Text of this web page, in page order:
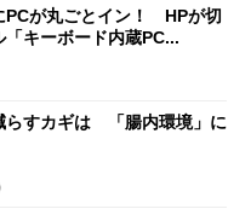
PCが丸ごとイン！ HPが切
「キーボード内蔵PC...
らすカギは 「腸内環境」に